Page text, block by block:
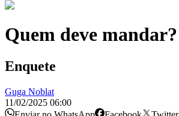
Quem deve mandar?
Enquete
Guga Noblat
11/02/2025 06:00